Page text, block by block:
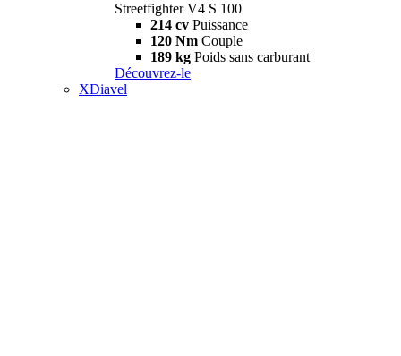
Streetfighter V4 S 100
214 cv Puissance
120 Nm Couple
189 kg Poids sans carburant
Découvrez-le
XDiavel